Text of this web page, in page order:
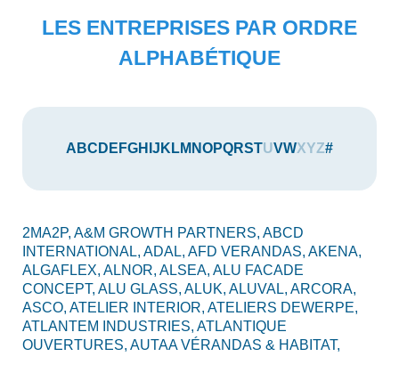
LES ENTREPRISES PAR ORDRE
ALPHABÉTIQUE
A BC D E FGH J KLM NOPQRSTUVWXYZ#
2MA2P, A&M GROWTH PARTNERS, ABCD
INTERNATIONAL, ADAL, AFD VERANDAS, AKENA,
ALGAFLEX, ALNOR, ALSEA, ALU FACADE
CONCEPT, ALU GLASS, ALUK, ALUVAL, ARCORA,
ASCO, ATELIER INTERIOR, ATELIERS DEWERPE,
ATLANTEM INDUSTRIES, ATLANTIQUE
OUVERTURES, AUTAA VÉRANDAS & HABITAT,